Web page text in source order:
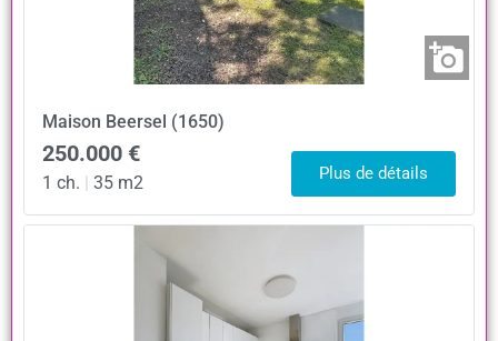
Maison Beersel (1650)
250.000 €
1 ch. | 35 m2 Plus de détails